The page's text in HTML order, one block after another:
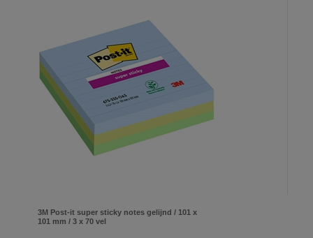
3M Post-it super sticky notes gelijnd / 101 x
101 mm / 3 x 70 vel